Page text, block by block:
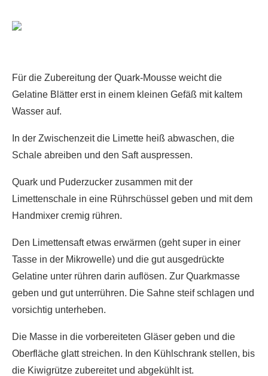
Für die Zubereitung der Quark-Mousse weicht die
Gelatine Blätter erst in einem kleinen Gefäß mit kaltem
Wasser auf.
In der Zwischenzeit die Limette heiß abwaschen, die
Schale abreiben und den Saft auspressen.
Quark und Puderzucker zusammen mit der
Limettenschale in eine Rührschüssel geben und mit dem
Handmixer cremig rühren.
Den Limettensaft etwas erwärmen (geht super in einer
Tasse in der Mikrowelle) und die gut ausgedrückte
Gelatine unter rühren darin auflösen. Zur Quarkmasse
geben und gut unterrühren. Die Sahne steif schlagen und
vorsichtig unterheben.
Die Masse in die vorbereiteten Gläser geben und die
Oberfläche glatt streichen. In den Kühlschrank stellen, bis
die Kiwigrütze zubereitet und abgekühlt ist.